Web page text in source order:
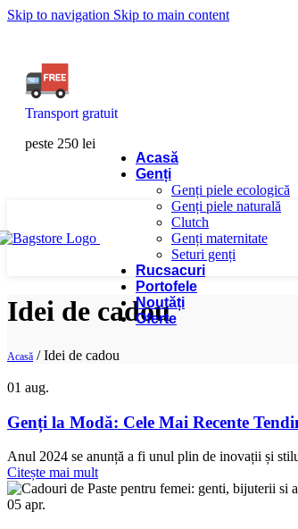
Skip to navigation Skip to main content
Transport gratuit
peste 250 lei
Acasă
Genți
Genți piele ecologică
Genți piele naturală
Clutch
Genți maternitate
Seturi genți
Rucsacuri
Portofele
Noutăți
Oferte
Idei de cadou
Acasă /Idei de cadou
01 aug.
Genți la Modă: Cele Mai Recente
Anul 2024 se anunță a fi unul plin de inovații și
Citește mai mult
05 apr.